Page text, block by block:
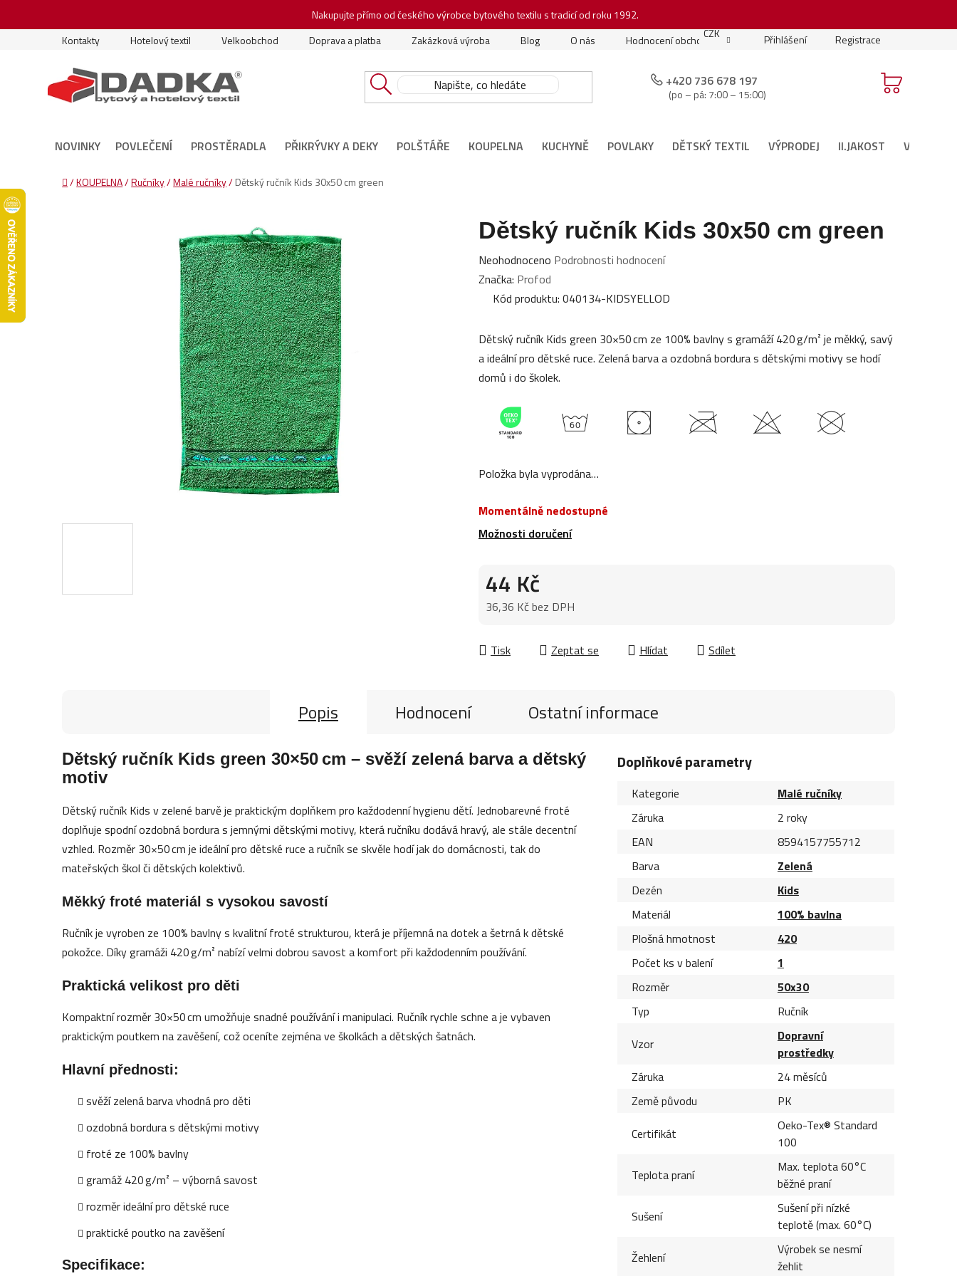
Nakupujte přímo od českého výrobce bytového textilu s tradicí od roku 1992.
Kontakty
Hotelový textil Velkoobchod Doprava a platba Zakázková výroba Blog O nás Hodnocení obchodu Moje objednávka Podmínky soutěže
CZK Přihlášení Registrace
+420 736 678 197
(po – pá: 7:00 – 15:00)
NOVINKY POVLEČENÍ PROSTĚRADLA PŘIKRÝVKY A DEKY POLŠTÁŘE KOUPELNA KUCHYNĚ POVLAKY DĚTSKÝ TEXTIL VÝPRODEJ II.JAKOST VÁNOČNÍ
Domů
/KOUPELNA/Ručníky/Malé ručníky/Dětský ručník Kids 30x50 cm green
Dětský ručník Kids 30x50 cm green
Průměrné
hodnocení
produktu
0,0
z
5
Neohodnoceno Podrobnosti hodnocení
Značka: Profod
Kód produktu: 040134-KIDSYELLOD
Dětský ručník Kids green 30×50 cm ze 100% bavlny s gramáží 420 g/m² je měkký, savý
a ideální pro dětské ruce. Zelená barva a ozdobná bordura s dětskými motivy se hodí
domů i do školek.
Položka byla vyprodána…
Momentálně nedostupné
Možnosti doručení
44 Kč
36,36 Kč bez DPH
Tisk
Zeptat se Hlídat Sdílet
Popis Hodnocení Ostatní informace
Dětský ručník Kids green 30×50 cm – svěží zelená barva a dětský
motiv
Dětský ručník Kids v zelené barvě je praktickým doplňkem pro každodenní hygienu dětí. Jednobarevné froté
doplňuje spodní ozdobná bordura s jemnými dětskými motivy, která ručníku dodává hravý, ale stále decentní
vzhled. Rozměr 30×50 cm je ideální pro dětské ruce a ručník se skvěle hodí jak do domácnosti, tak do
mateřských škol či dětských kolektivů.
Měkký froté materiál s vysokou savostí
Ručník je vyroben ze 100% bavlny s kvalitní froté strukturou, která je příjemná na dotek a šetrná k dětské
pokožce. Díky gramáži 420 g/m² nabízí velmi dobrou savost a komfort při každodenním používání.
Praktická velikost pro děti
Kompaktní rozměr 30×50 cm umožňuje snadné používání i manipulaci. Ručník rychle schne a je vybaven
praktickým poutkem na zavěšení, což oceníte zejména ve školkách a dětských šatnách.
Hlavní přednosti:
svěží zelená barva vhodná pro děti
ozdobná bordura s dětskými motivy
froté ze 100% bavlny
gramáž 420 g/m² – výborná savost
rozměr ideální pro dětské ruce
praktické poutko na zavěšení
Specifikace:
Doplňkové parametry
Kategorie
Malé ručníky
Záruka
2 roky
EAN
8594157755712
Barva
Zelená
Dezén
Kids
Materiál
100% bavlna
Plošná hmotnost
420
Počet ks v balení
1
Rozměr
50x30
Typ
Ručník
Vzor
Dopravní
prostředky
Záruka
24 měsíců
Země původu
PK
Certifikát
Oeko-Tex® Standard
100
Teplota praní
Max. teplota 60°C
běžné praní
Sušení
Sušení při nízké
teplotě (max. 60°C)
Žehlení
Výrobek se nesmí
žehlit